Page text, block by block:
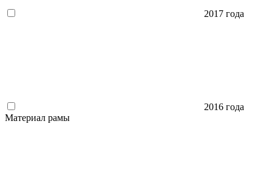
2017 года
2016 года
Материал рамы